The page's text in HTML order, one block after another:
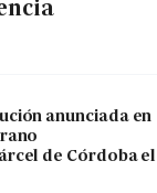
anunciada en
de Córdoba el